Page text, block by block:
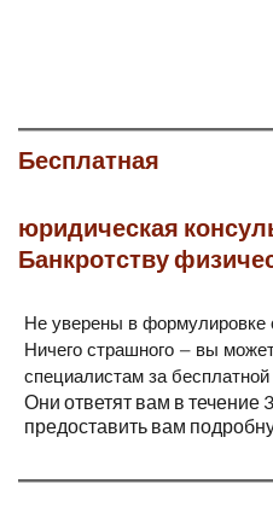
Бесплатная
юридическая
Банкротству
Не уверены в формулировке
Ничего страшного — вы
специалистам за
Они ответят вам в течение
предоставить вам